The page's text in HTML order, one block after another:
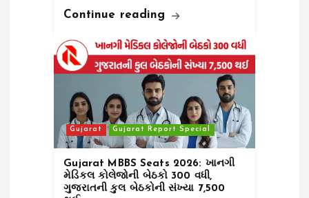
Continue reading
Gujarat Gujarat Report Special
Gujarat MBBS Seats 2026: ખાનગી
મેડિકલ કોલેજોની બેઠકો 300 વધી,
ગુજરાતની કુલ બેઠકોની સંખ્યા 7,500